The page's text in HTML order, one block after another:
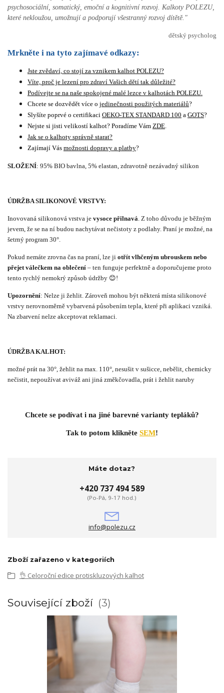
psychosociální, somatický, emoční a kognitivní rozvoj. Kalkoty POLEZU,
které nekloužou, umožnují a podporují všestranný rozvoj dítětě. "
dětský psycholog
Mrkněte i na tyto zajímavé odkazy:
Jste zvědaví, co stojí za vznikem kalhot POLEZU?
Víte, proč je lezení pro zdraví Vašich dětí tak důležité?
Podívejte se na naše spokojené malé lezce v kalhotách POLEZU.
Chcete se dozvědět více o jedinečnosti použitých materiálů?
Slyšíte poprvé o certifikaci OEKO-TEX STANDARD 100 a GOTS?
Nejste si jisti velikostí kalhot? Poradíme Vám ZDE
Jak se o kalhoty správně starat?
Zajímají Vás možnosti dopravy a platby?
SLOŽENÍ: 95% BIO bavlna, 5% elastan, zdravotně nezávadný silikon
ÚDRŽBA SILIKONOVÉ VRSTVY:
Inovovaná silikonová vrstva je vysoce přilnavá . Z toho důvodu je běžným
jevem, že se na ní budou nachytávat nečistoty z podlahy. Praní je možné, na
šetrný program 30°.
Pokud nemáte zrovna čas na praní, lze ji otřít vlhčeným ubrouskem nebo
přejet válečkem na oblečení – ten funguje perfektně a doporučujeme proto
tento rychlý nemokrý způsob údržby 😊!
Upozornění: Nelze ji žehlit. Zároveň mohou být některá místa silikonové
vrstvy nerovnoměrně vybarvená působením tepla, které při aplikaci vzniká.
Na zbarvení nelze akceptovat reklamaci.
ÚDRŽBA KALHOT:
možné prát na 30°, žehlit na max. 110°, nesušit v sušicce, nebělit, chemicky
nečistit, nepoužívat aviváž ani jiná změkčovadla, prát i žehlit naruby
Chcete se podívat i na jiné barevné varianty tepláků?
Tak to potom klikněte SEM!
Máte dotaz?
+420 737 494 589
(Po-Pá, 9-17 hod.)
info@polezu.cz
Zboží zařazeno v kategoriích
👌 Celoroční edice protiskluzových kalhot
Související zboží 3